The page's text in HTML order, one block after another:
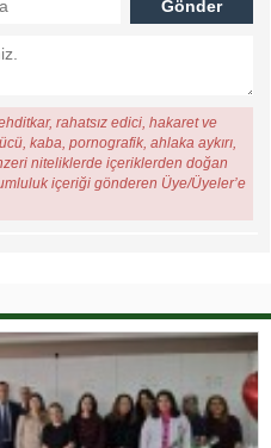
rahatsız edici, hakaret ve
kaba, pornografik, ahlaka aykırı,
niteliklerde içeriklerden doğan
içeriği gönderen Üye/Üyeler’e